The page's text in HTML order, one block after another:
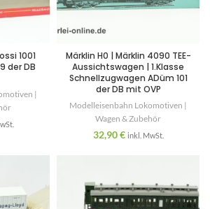
1001
der DB
|
Märklin H0 | Märklin 4090 TEE-
Aussichtswagen | 1.Klasse
Schnellzugwagen ADüm 101
der DB mit OVP
Modelleisenbahn Lokomotiven |
Wagen & Zubehör
32,90€ inkl. MwSt.